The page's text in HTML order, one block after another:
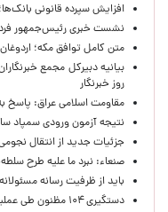
افزایش سپرده قانونی
نشست خبری رئیس‌جمهور
متن کامل توافق مکه؛
بیانیه دبیرکل مجمع
روز خبرنگار
مقاومت اسلامی عراق: پاسخ
نتیجه آزمون ورودی سمپاد سال ۱۴۰۵
جزئیات جدید از انتقال
صنعاء: نبرد ما علیه طرح
باید از ظرفیت رسانه
دستگیری ۱۰۴ مظنون طی عملیات‌هایی علیه داعش در ترکیه